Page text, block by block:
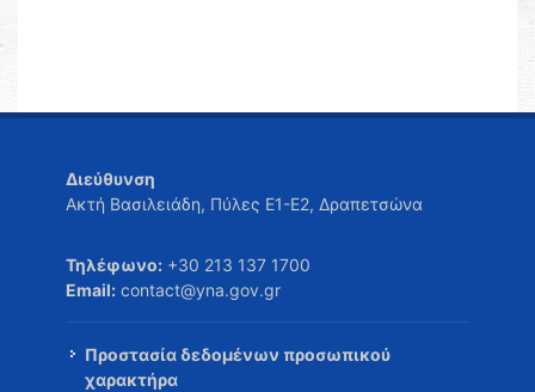
Διεύθυνση
Ακτή Βασιλειάδη, Πύλες Ε1-Ε2, Δραπετσώνα
Τηλέφωνο: +30 213 137 1700
Email: contact@yna.gov.gr
Προστασία δεδομένων προσωπικού
χαρακτήρα